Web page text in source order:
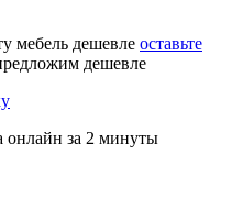
мебель дешевле оставьте
дешевле
онлайн за 2 минуты